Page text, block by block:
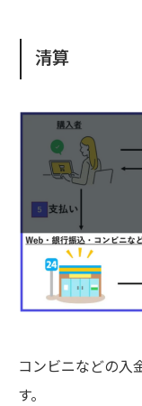
清算
コンビニなどの入
す。